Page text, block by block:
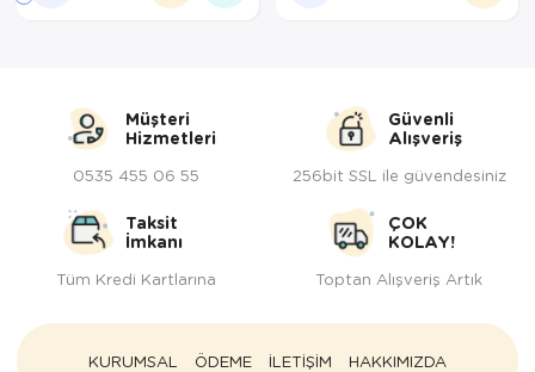
Müşteri
Hizmetleri
0535 455 06 55
Güvenli
Alışveriş
256bit SSL ile güvendesiniz
Taksit
İmkanı
Tüm Kredi Kartlarına
ÇOK
KOLAY!
Toptan Alışveriş Artık
KURUMSAL ÖDEME İLETİŞİM HAKKIMIZDA